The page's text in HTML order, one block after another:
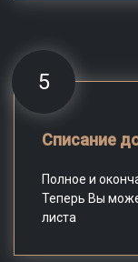
5
Списание
Полное и
Теперь Вы
листа